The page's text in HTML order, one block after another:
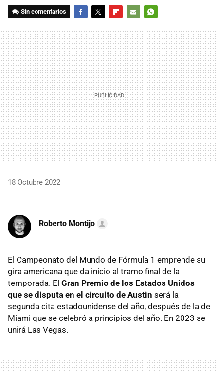
Sin comentarios
MAIL
18 Octubre 2022
Roberto Montijo
El Campeonato del Mundo de Fórmula 1 emprende su
gira americana que da inicio al tramo final de la
temporada. El Gran Premio de los Estados Unidos
que se disputa en el circuito de Austin será la
segunda cita estadounidense del año, después de la de
Miami que se celebró a principios del año. En 2023 se
unirá Las Vegas.